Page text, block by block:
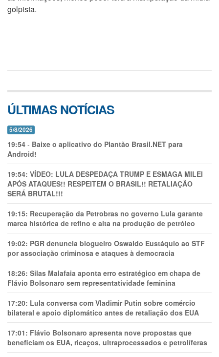
golpista.
ÚLTIMAS NOTÍCIAS
5/8/2026
19:54 - Baixe o aplicativo do Plantão Brasil.NET para
Android!
19:54: VÍDEO: LULA DESPEDAÇA TRUMP E ESMAGA MILEI
APÓS ATAQUES!! RESPEITEM O BRASIL!! RETALIAÇÃO
SERÁ BRUTAL!!!
19:15: Recuperação da Petrobras no governo Lula garante
marca histórica de refino e alta na produção de petróleo
19:02: PGR denuncia blogueiro Oswaldo Eustáquio ao STF
por associação criminosa e ataques à democracia
18:26: Silas Malafaia aponta erro estratégico em chapa de
Flávio Bolsonaro sem representatividade feminina
17:20: Lula conversa com Vladimir Putin sobre comércio
bilateral e apoio diplomático antes de retaliação dos EUA
17:01: Flávio Bolsonaro apresenta nove propostas que
beneficiam os EUA, ricaços, ultraprocessados e petrolíferas